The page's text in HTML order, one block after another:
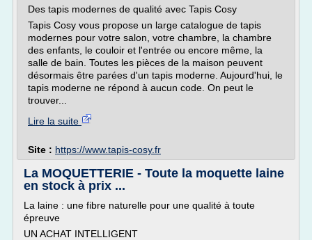
Des tapis modernes de qualité avec Tapis Cosy
Tapis Cosy vous propose un large catalogue de tapis
modernes pour votre salon, votre chambre, la chambre
des enfants, le couloir et l'entrée ou encore même, la
salle de bain. Toutes les pièces de la maison peuvent
désormais être parées d'un tapis moderne. Aujourd'hui, le
tapis moderne ne répond à aucun code. On peut le
trouver...
Lire la suite
Site : https://www.tapis-cosy.fr
La MOQUETTERIE - Toute la moquette laine
en stock à prix ...
La laine : une fibre naturelle pour une qualité à toute
épreuve
UN ACHAT INTELLIGENT